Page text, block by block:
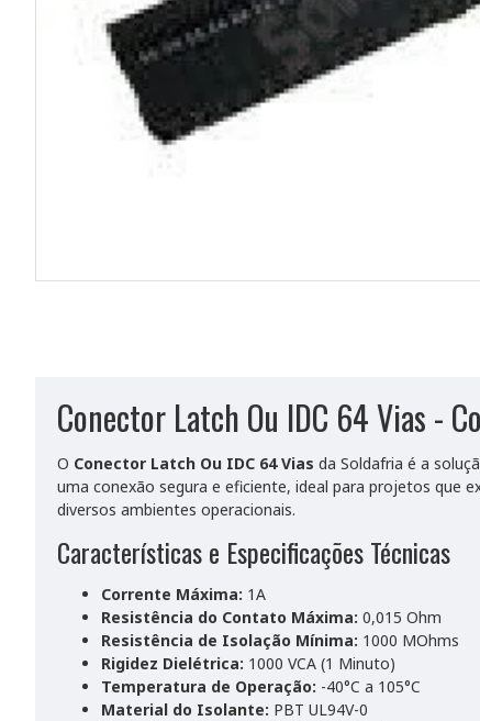
Conector Latch Ou IDC 64 Vias -
O Conector Latch Ou IDC 64 Vias da Soldafria é a
uma conexão segura e eficiente, ideal para projetos que
diversos ambientes operacionais.
Características e Especificações Técnicas
Corrente Máxima: 1A
Resistência do Contato Máxima: 0,015 Ohm
Resistência de Isolação Mínima: 1000 MOhms
Rigidez Dielétrica: 1000 VCA (1 Minuto)
Temperatura de Operação: -40°C a 105°C
Material do Isolante: PBT UL94V-0